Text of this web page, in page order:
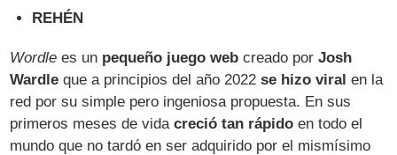
REHÉN
Wordle es un pequeño juego web creado porJosh
Wardle que a principios del año 2022se hizo viral en la
red por su simple pero ingeniosa propuesta. En sus
primeros meses de vidacreció tan rápido en todo el
mundo que no tardó en ser adquirido por el mismísimo